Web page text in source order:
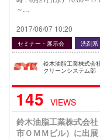
～…
2017/06/07 10:20
セミナー・展示会 洗剤系
鈴木油脂工業株式会
クリーンシステム部
145 VIEWS
鈴木油脂工業株式会
市ＯＭＭビル）に出展